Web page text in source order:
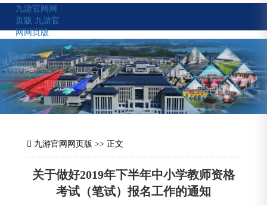
九游官网网
页版 九游官
网网页版
九游官网网页版 >> 正文
关于做好2019年下半年中小学教师资格
考试（笔试）报名工作的通知